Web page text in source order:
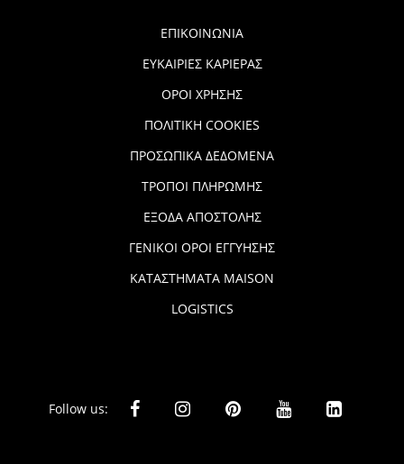
ΕΠΙΚΟΙΝΩΝΙΑ
ΕΥΚΑΙΡΙΕΣ ΚΑΡΙΕΡΑΣ
ΟΡΟΙ ΧΡΗΣΗΣ
ΠΟΛΙΤΙΚΗ COOKIES
ΠΡΟΣΩΠΙΚΑ ΔΕΔΟΜΕΝΑ
ΤΡΟΠΟΙ ΠΛΗΡΩΜΗΣ
ΕΞΟΔΑ ΑΠΟΣΤΟΛΗΣ
ΓΕΝΙΚΟΙ ΟΡΟΙ ΕΓΓΥΗΣΗΣ
ΚΑΤΑΣΤΗΜΑΤΑ MAISON
LOGISTICS
Follow us: